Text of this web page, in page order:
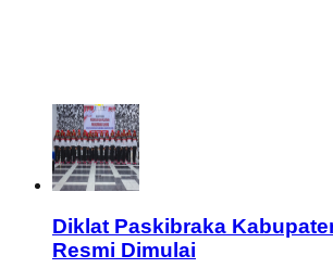
Diklat Paskibraka
Resmi Dimulai